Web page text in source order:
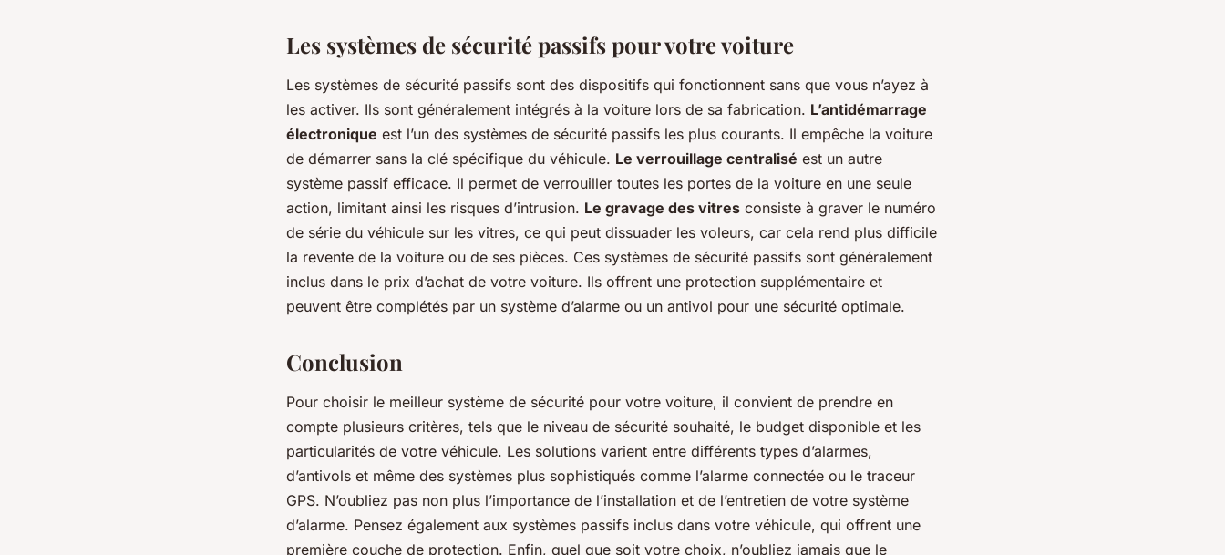
Les systèmes de sécurité passifs pour votre voiture
Les systèmes de sécurité passifs sont des dispositifs qui fonctionnent sans que vous n’ayez à
les activer. Ils sont généralement intégrés à la voiture lors de sa fabrication. L’antidémarrage
électronique est l’un des systèmes de sécurité passifs les plus courants. Il empêche la voiture
de démarrer sans la clé spécifique du véhicule. Le verrouillage centralisé est un autre
système passif efficace. Il permet de verrouiller toutes les portes de la voiture en une seule
action, limitant ainsi les risques d’intrusion. Le gravage des vitres consiste à graver le numéro
de série du véhicule sur les vitres, ce qui peut dissuader les voleurs, car cela rend plus difficile
la revente de la voiture ou de ses pièces. Ces systèmes de sécurité passifs sont généralement
inclus dans le prix d’achat de votre voiture. Ils offrent une protection supplémentaire et
peuvent être complétés par un système d’alarme ou un antivol pour une sécurité optimale.
Conclusion
Pour choisir le meilleur système de sécurité pour votre voiture, il convient de prendre en
compte plusieurs critères, tels que le niveau de sécurité souhaité, le budget disponible et les
particularités de votre véhicule. Les solutions varient entre différents types d’alarmes,
d’antivols et même des systèmes plus sophistiqués comme l’alarme connectée ou le traceur
GPS. N’oubliez pas non plus l’importance de l’installation et de l’entretien de votre système
d’alarme. Pensez également aux systèmes passifs inclus dans votre véhicule, qui offrent une
première couche de protection. Enfin, quel que soit votre choix, n’oubliez jamais que le